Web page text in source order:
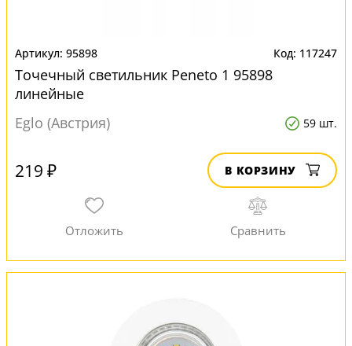
95898 117247
Точечный светильник Peneto 1 95898
линейные
Eglo (Австрия)
59 шт.
219 ₽ В КОРЗИНУ